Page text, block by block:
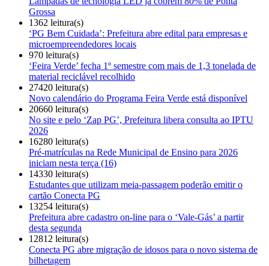
Grossa
1362 leitura(s)
‘PG Bem Cuidada’: Prefeitura abre edital para empresas e
microempreendedores locais
970 leitura(s)
‘Feira Verde’ fecha 1º semestre com mais de 1,3 tonelada de
material reciclável recolhido
27420 leitura(s)
Novo calendário do Programa Feira Verde está disponível
20660 leitura(s)
No site e pelo ‘Zap PG’, Prefeitura libera consulta ao IPTU
2026
16280 leitura(s)
Pré-matrículas na Rede Municipal de Ensino para 2026
iniciam nesta terça (16)
14330 leitura(s)
Estudantes que utilizam meia-passagem poderão emitir o
cartão Conecta PG
13254 leitura(s)
Prefeitura abre cadastro on-line para o ‘Vale-Gás’ a partir
desta segunda
12812 leitura(s)
Conecta PG abre migração de idosos para o novo sistema de
bilhetagem